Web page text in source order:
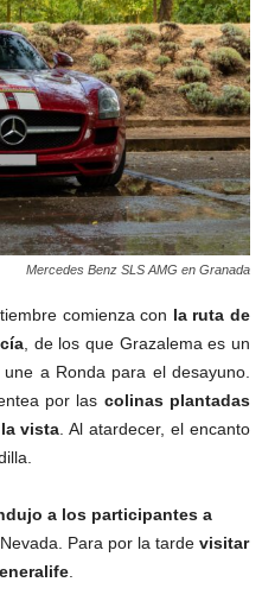
Mercedes Benz SLS AMG en Granada
comienza con la ruta de
, de los que Grazalema es un
a Ronda para el desayuno.
por las colinas plantadas
vista . Al atardecer, el encanto
a los participantes a
Para por la tarde visitar